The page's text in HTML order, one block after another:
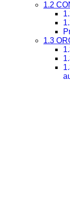
1.2
1.3